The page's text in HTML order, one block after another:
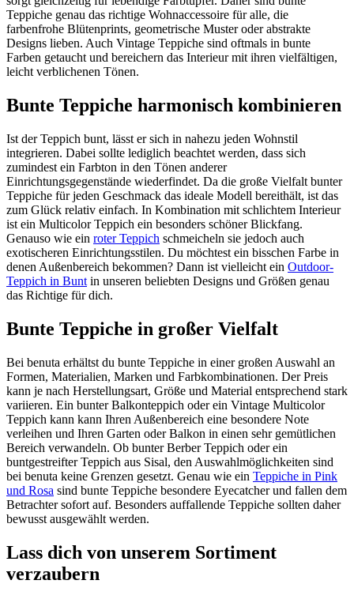
Teppiche genau das richtige Wohnaccessoire für alle, die
farbenfrohe Blütenprints, geometrische Muster oder abstrakte
Designs lieben. Auch Vintage Teppiche sind oftmals in bunte
Farben getaucht und bereichern das Interieur mit ihren vielfältigen,
leicht verblichenen Tönen.
Bunte Teppiche harmonisch kombinieren
Ist der Teppich bunt, lässt er sich in nahezu jeden Wohnstil
integrieren. Dabei sollte lediglich beachtet werden, dass sich
zumindest ein Farbton in den Tönen anderer
Einrichtungsgegenstände wiederfindet. Da die große Vielfalt bunter
Teppiche für jeden Geschmack das ideale Modell bereithält, ist das
zum Glück relativ einfach. In Kombination mit schlichtem Interieur
ist ein Multicolor Teppich ein besonders schöner Blickfang.
Genauso wie ein roter Teppich schmeicheln sie jedoch auch
exotischeren Einrichtungsstilen. Du möchtest ein bisschen Farbe in
denen Außenbereich bekommen? Dann ist vielleicht ein Outdoor-
Teppich in Bunt in unseren beliebten Designs und Größen genau
das Richtige für dich.
Bunte Teppiche in großer Vielfalt
Bei benuta erhältst du bunte Teppiche in einer großen Auswahl an
Formen, Materialien, Marken und Farbkombinationen. Der Preis
kann je nach Herstellungsart, Größe und Material entsprechend stark
variieren. Ein bunter Balkonteppich oder ein Vintage Multicolor
Teppich kann kann Ihren Außenbereich eine besondere Note
verleihen und Ihren Garten oder Balkon in einen sehr gemütlichen
Bereich verwandeln. Ob bunter Berber Teppich oder ein
buntgestreifter Teppich aus Sisal, den Auswahlmöglichkeiten sind
bei benuta keine Grenzen gesetzt. Genau wie ein Teppiche in Pink
und Rosa sind bunte Teppiche besondere Eyecatcher und fallen dem
Betrachter sofort auf. Besonders auffallende Teppiche sollten daher
bewusst ausgewählt werden.
Lass dich von unserem Sortiment
verzaubern